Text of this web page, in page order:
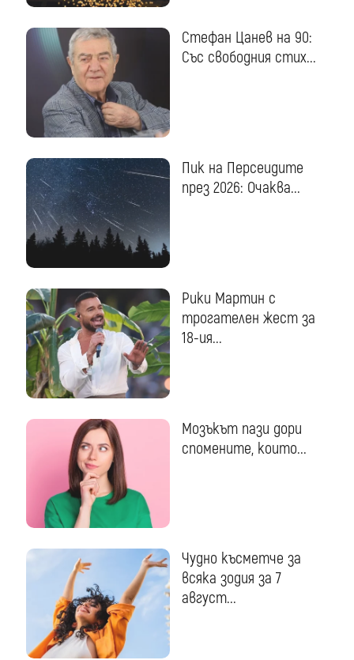
Стефан Цанев на 90:
Със свободния стих...
Пик на Персеидите
през 2026: Очаква...
Рики Мартин с
трогателен жест за
18-ия...
Мозъкът пази дори
спомените, които...
Чудно късметче за
всяка зодия за 7
август...